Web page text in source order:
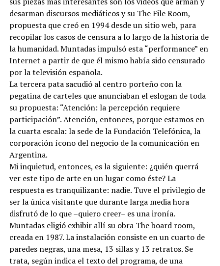
desarman discursos mediáticos y su The File Room,
propuesta que creó en 1994 desde un sitio web, para
recopilar los casos de censura a lo largo de la historia de
la humanidad. Muntadas impulsó esta “performance” en
Internet a partir de que él mismo había sido censurado
por la televisión española.
La tercera pata sacudió al centro porteño con la
pegatina de carteles que anunciaban el eslogan de toda
su propuesta: “Atención: la percepción requiere
participación”. Atención, entonces, porque estamos en
la cuarta escala: la sede de la Fundación Telefónica, la
corporación ícono del negocio de la comunicación en
Argentina.
Mi inquietud, entonces, es la siguiente: ¿quién querrá
ver este tipo de arte en un lugar como éste? La
respuesta es tranquilizante: nadie. Tuve el privilegio de
ser la única visitante que durante larga media hora
disfrutó de lo que –quiero creer– es una ironía.
Muntadas eligió exhibir allí su obra The board room,
creada en 1987. La instalación consiste en un cuarto de
paredes negras, una mesa, 13 sillas y 13 retratos. Se
trata, según indica el texto del programa, de una